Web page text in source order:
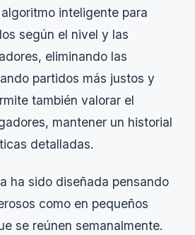
inteligente para
según el nivel y las
eliminando las
partidos más justos y
también valorar el
mantener un historial
detalladas.
ha sido diseñada pensando
como en pequeños
se reúnen semanalmente.